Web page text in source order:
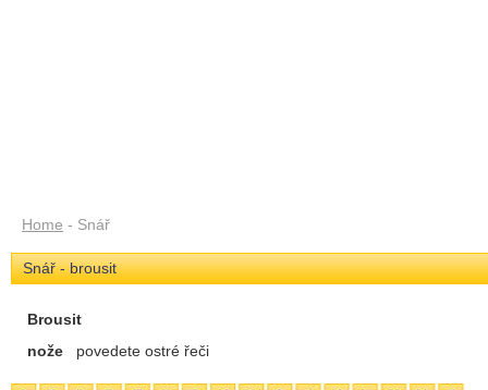
Home - Snář
Snář - brousit
Brousit
nože
povedete ostré řeči